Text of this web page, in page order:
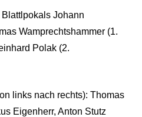
Johann
Wamprechtshammer (1.
Polak (2.
links nach rechts): Thomas
Eigenherr, Anton Stutz